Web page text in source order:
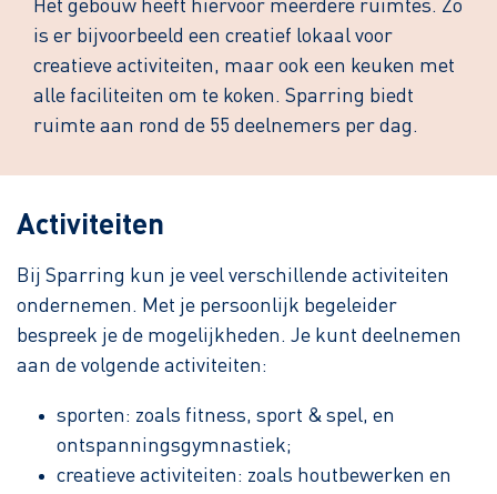
Het gebouw heeft hiervoor meerdere ruimtes. Zo
is er bijvoorbeeld een creatief lokaal voor
creatieve activiteiten, maar ook een keuken met
alle faciliteiten om te koken. Sparring biedt
ruimte aan rond de 55 deelnemers per dag.
Activiteiten
Bij Sparring kun je veel verschillende activiteiten
ondernemen. Met je persoonlijk begeleider
bespreek je de mogelijkheden. Je kunt deelnemen
aan de volgende activiteiten:
sporten: zoals fitness, sport & spel, en
ontspanningsgymnastiek;
creatieve activiteiten: zoals houtbewerken en